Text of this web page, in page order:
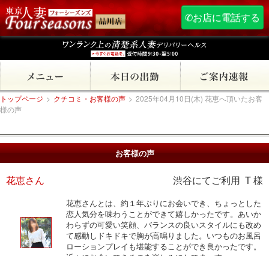
✆お店に電話する
トップページ > クチコミ・お客様の声 > 2025年04月10日(木) 花恵へ頂いたお客
様の声
お客様の声
花恵さん 渋谷にてご利用 T 様
花恵さんとは、約１年ぶりにお会いでき、ちょっとした
恋人気分を味わうことができて嬉しかったです。あいか
わらずの可愛い笑顔、バランスの良いスタイルにも改め
て感動しドキドキで胸が高鳴りました。いつものお風呂
ローションプレイも堪能することができ良かったです。